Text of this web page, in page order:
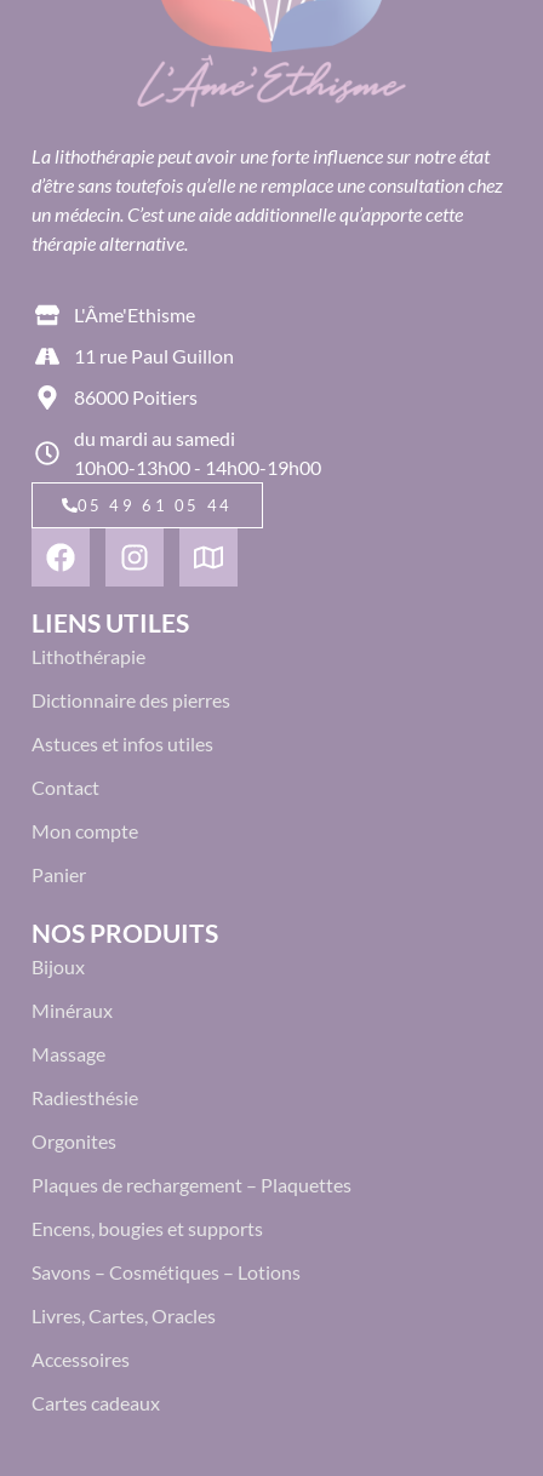
La lithothérapie peut avoir une forte influence sur notre état
d’être sans toutefois qu’elle ne remplace une consultation chez
un médecin. C’est une aide additionnelle qu’apporte cette
thérapie alternative.
L'Âme'Ethisme
11 rue Paul Guillon
86000 Poitiers
du mardi au samedi
10h00-13h00 - 14h00-19h00
05 49 61 05 44
LIENS UTILES
Lithothérapie
Dictionnaire des pierres
Astuces et infos utiles
Contact
Mon compte
Panier
NOS PRODUITS
Bijoux
Minéraux
Massage
Radiesthésie
Orgonites
Plaques de rechargement – Plaquettes
Encens, bougies et supports
Savons – Cosmétiques – Lotions
Livres, Cartes, Oracles
Accessoires
Cartes cadeaux